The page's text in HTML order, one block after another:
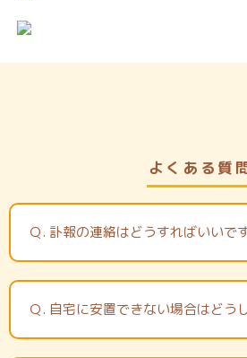
よくある質
Ｑ. 訃報の連絡はどうすればいいで
Ｑ. 自宅に安置できない場合はどう